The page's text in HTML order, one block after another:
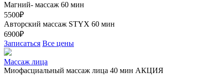
Магний- массаж 60 мин
5500₽
Авторский массаж STYX 60 мин
6900₽
Записаться Все цены
Массаж лица
Миофасциальный массаж лица 40 мин АКЦИЯ